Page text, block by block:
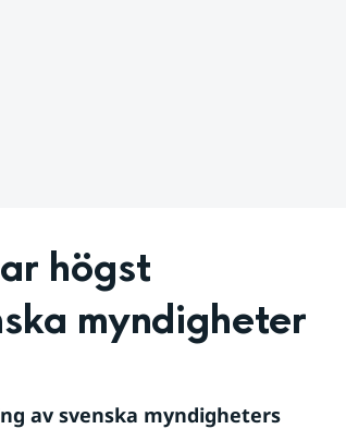
högst
myndigheter
av svenska myndigheters